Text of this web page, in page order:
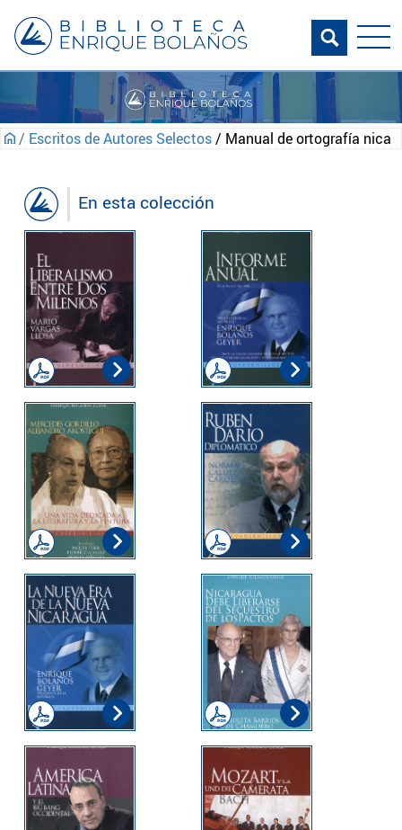
/ Escritos de Autores Selectos/ Manual de ortografía nica
En esta colección